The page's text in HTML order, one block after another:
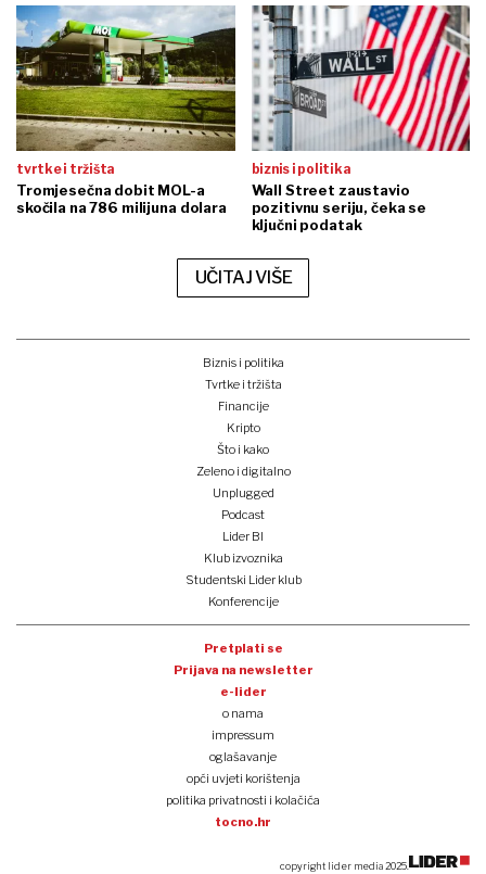
tvrtke i tržišta
Tromjesečna dobit MOL-a
skočila na 786 milijuna dolara
biznis i politika
Wall Street zaustavio
pozitivnu seriju, čeka se
ključni podatak
UČITAJ VIŠE
Biznis i politika
Tvrtke i tržišta
Financije
Kripto
Što i kako
Zeleno i digitalno
Unplugged
Podcast
Lider BI
Klub izvoznika
Studentski Lider klub
Konferencije
Pretplati se
Prijava na newsletter
e-lider
o nama
impressum
oglašavanje
opći uvjeti korištenja
politika privatnosti i kolačića
tocno.hr
copyright lider media 2025.